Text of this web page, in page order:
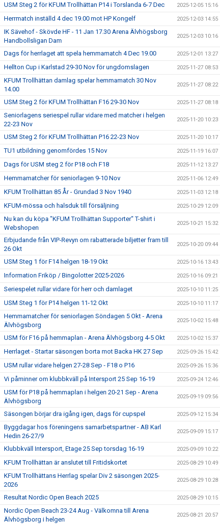
USM Steg 2 för KFUM Trollhättan P14 i Torslanda 6-7 Dec 2025-12-05 15:16
Herrmatch inställd 4 dec 19.00 mot HP Kongelf 2025-12-03 14:55
IK Sävehof - Skövde HF - 11 Jan 17.30 Arena Älvhögsborg
Handbollsligan Dam
2025-12-03 10:16
Dags för herrlaget att spela hemmamatch 4 Dec 19.00 2025-12-01 13:27
Hellton Cup i Karlstad 29-30 Nov för ungdomslagen 2025-11-27 08:53
KFUM Trollhättan damlag spelar hemmamatch 30 Nov
14.00
2025-11-27 08:22
USM Steg 2 för KFUM Trollhättan F16 29-30 Nov 2025-11-27 08:18
Seniorlagens seriespel rullar vidare med matcher i helgen
22-23 Nov
2025-11-20 10:23
USM Steg 2 för KFUM Trollhättan P16 22-23 Nov 2025-11-20 10:17
TU1 utbildning genomfördes 15 Nov 2025-11-19 16:07
Dags för USM steg 2 för P18 och F18 2025-11-12 13:27
Hemmamatcher för seniorlagen 9-10 Nov 2025-11-06 12:49
KFUM Trollhättan 85 År - Grundad 3 Nov 1940 2025-11-03 12:18
KFUM-mössa och halsduk till försäljning 2025-10-29 12:09
Nu kan du köpa "KFUM Trollhättan Supporter" T-shirt i
Webshopen
2025-10-21 15:32
Erbjudande från VIP-Revyn om rabatterade biljetter fram till
26 Okt
2025-10-20 09:44
USM Steg 1 för F14 helgen 18-19 Okt 2025-10-16 13:43
Information Friköp / Bingolotter 2025-2026 2025-10-16 09:21
Seriespelet rullar vidare för herr och damlaget 2025-10-10 11:25
USM Steg 1 för P14 helgen 11-12 Okt 2025-10-10 11:17
Hemmamatcher för seniorlagen Söndagen 5 Okt - Arena
Älvhögsborg
2025-10-02 15:48
USM för F16 på hemmaplan - Arena Älvhögsborg 4-5 Okt 2025-10-02 15:37
Herrlaget - Startar säsongen borta mot Backa HK 27 Sep 2025-09-26 15:42
USM rullar vidare helgen 27-28 Sep - F18 o P16 2025-09-26 15:36
Vi påminner om klubbkväll på Intersport 25 Sep 16-19 2025-09-24 12:46
USM för P18 på hemmaplan i helgen 20-21 Sep - Arena
Älvhögsborg
2025-09-19 09:56
Säsongen börjar dra igång igen, dags för cupspel 2025-09-12 15:34
Byggdagar hos föreningens samarbetspartner - AB Karl
Hedin 26-27/9
2025-09-09 15:17
Klubbkväll Intersport, Etage 25 Sep torsdag 16-19 2025-09-09 10:22
KFUM Trollhättan är anslutet till Fritidskortet 2025-08-29 10:49
KFUM Trollhättans Herrlag spelar Div 2 säsongen 2025-
2026
2025-08-29 10:28
Resultat Nordic Open Beach 2025 2025-08-29 10:15
Nordic Open Beach 23-24 Aug - Välkomna till Arena
Älvhögsborg i helgen
2025-08-21 20:57